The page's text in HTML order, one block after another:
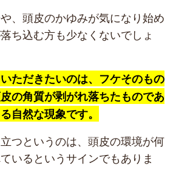
、頭皮のかゆみが気になり始め
ち込む方も少なくないでしょ
ただきたいのは、フケそのもの
の角質が剥がれ落ちたものであ
自然な現象です。
つというのは、頭皮の環境が何
いるというサインでもありま